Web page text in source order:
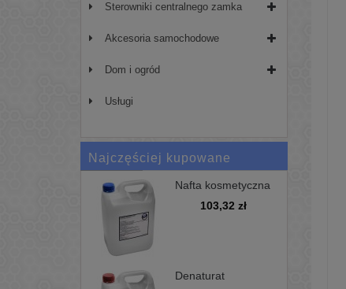
Sterowniki centralnego zamka
Akcesoria samochodowe
Dom i ogród
Usługi
Najczęściej kupowane
Nafta kosmetyczna
kanister 5L
103,32 zł
Denaturat